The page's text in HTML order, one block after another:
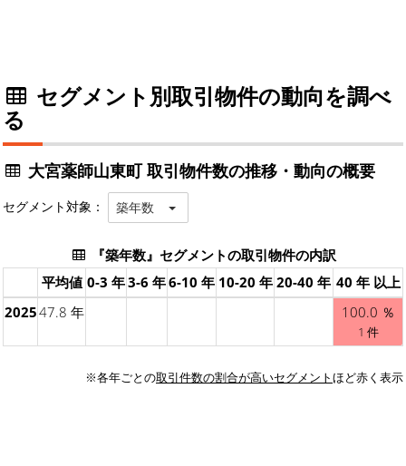
セグメント別取引物件の動向を調べ
る
大宮薬師山東町 取引物件数の推移・動向の概要
セグメント対象： 築年数
『築年数』セグメントの取引物件の内訳
平均値 0-3 年3-6 年6-10 年 10-20 年 20-40 年 40 年 以上
202547.8 年 100.0 ％
1 件
※各年ごとの取引件数の割合が高いセグメントほど赤く表示